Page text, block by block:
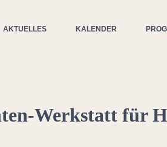
AKTUELLES KALENDER
Werkstatt für